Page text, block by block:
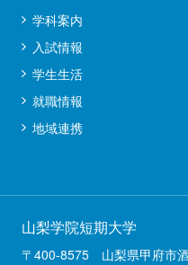
学科案内
入試情報
学生生活
就職情報
地域連携
山梨学院短期大学
〒400-8575 山梨県甲府市